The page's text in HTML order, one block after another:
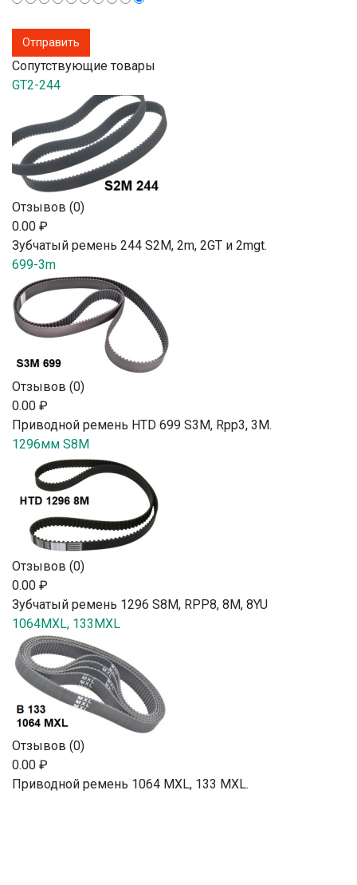
Сопутствующие товары
GT2-244
Отзывов (0)
0.00 ₽
Зубчатый ремень 244 S2М, 2m, 2GT и 2mgt.
699-3m
Отзывов (0)
0.00 ₽
Приводной ремень HTD 699 S3M, Rpp3, 3М.
1296мм S8M
Отзывов (0)
0.00 ₽
Зубчатый ремень 1296 S8M, RPP8, 8М, 8YU
1064MXL, 133MXL
Отзывов (0)
0.00 ₽
Приводной ремень 1064 MXL, 133 MXL.